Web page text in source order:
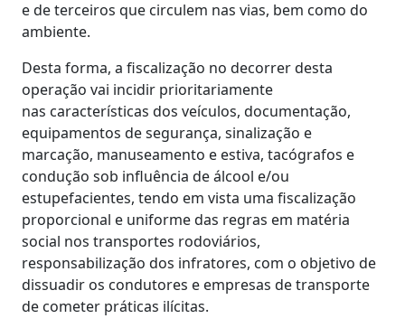
e de terceiros que circulem nas vias, bem como do
ambiente.
Desta forma, a fiscalização no decorrer desta
operação vai incidir prioritariamente
nas características dos veículos, documentação,
equipamentos de segurança, sinalização e
marcação, manuseamento e estiva, tacógrafos e
condução sob influência de álcool e/ou
estupefacientes, tendo em vista uma fiscalização
proporcional e uniforme das regras em matéria
social nos transportes rodoviários,
responsabilização dos infratores, com o objetivo de
dissuadir os condutores e empresas de transporte
de cometer práticas ilícitas.